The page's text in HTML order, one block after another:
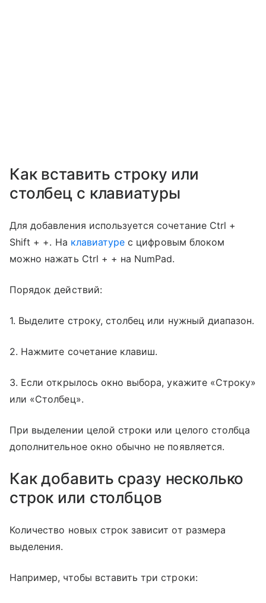
Как вставить строку или
столбец с клавиатуры
Для добавления используется сочетание Ctrl +
Shift + +. На клавиатуре с цифровым блоком
можно нажать Ctrl + + на NumPad.
Порядок действий:
1. Выделите строку, столбец или нужный диапазон.
2. Нажмите сочетание клавиш.
3. Если открылось окно выбора, укажите «Строку»
или «Столбец».
При выделении целой строки или целого столбца
дополнительное окно обычно не появляется.
Как добавить сразу несколько
строк или столбцов
Количество новых строк зависит от размера
выделения.
Например, чтобы вставить три строки: